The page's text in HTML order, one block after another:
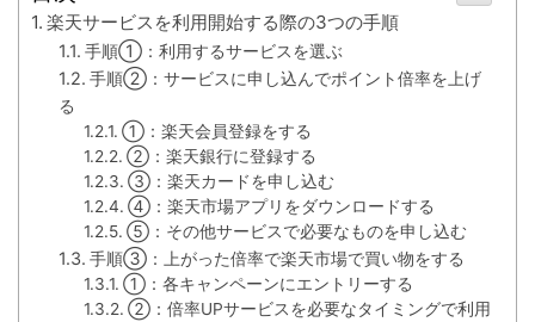
楽天サービスを利用開始する際の3つの手順
手順①：利用するサービスを選ぶ
手順②：サービスに申し込んでポイント倍率を上げ
る
①：楽天会員登録をする
②：楽天銀行に登録する
③：楽天カードを申し込む
④：楽天市場アプリをダウンロードする
⑤：その他サービスで必要なものを申し込む
手順③：上がった倍率で楽天市場で買い物をする
①：各キャンペーンにエントリーする
②：倍率UPサービスを必要なタイミングで利用